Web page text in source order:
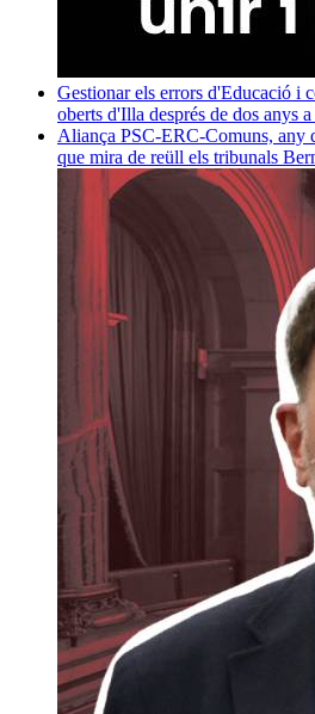
Gestionar els errors d'Educació i
oberts d'Illa després de dos anys a
Aliança PSC-ERC-Comuns, any
que mira de reüll els tribunals